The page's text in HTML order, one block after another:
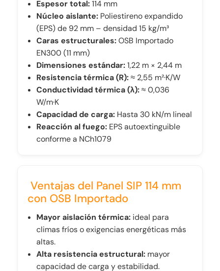
Espesor total:114 mm
Núcleo aislante: Poliestireno expandido
(EPS) de 92 mm – densidad 15 kg/m³
Caras estructurales:OSB Importado
EN300 (11 mm)
Dimensiones estándar:1,22 m × 2,44 m
Resistencia térmica (R):≈ 2,55 m²·K/W
Conductividad térmica (λ):≈ 0,036
W/m·K
Capacidad de carga: Hasta 30 kN/m lineal
Reacción al fuego: EPS autoextinguible
conforme a NCh1079
Ventajas del Panel SIP 114 mm
con OSB Importado
Mayor aislación térmica: ideal para
climas fríos o exigencias energéticas más
altas.
Alta resistencia estructural: mayor
capacidad de carga y estabilidad.